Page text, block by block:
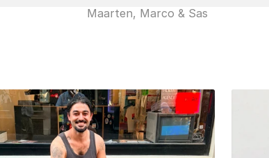
Maarten, Marco & Sas